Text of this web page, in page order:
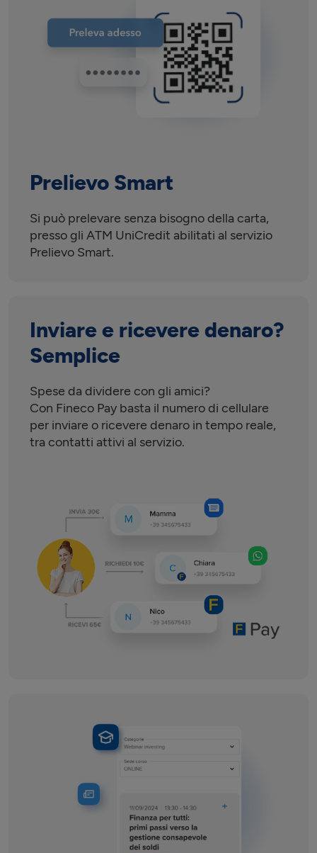
Prelievo Smart
Si può prelevare senza bisogno della carta,
presso gli ATM UniCredit abilitati al servizio
Prelievo Smart.
Inviare e ricevere denaro?
Semplice
Spese da dividere con gli amici?
Con Fineco Pay basta il numero di cellulare
per inviare o ricevere denaro in tempo reale,
tra contatti attivi al servizio.